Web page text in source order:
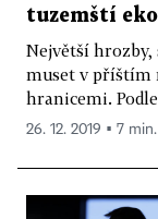
tuzemští
Největší hrozby,
muset v příštím
hranicemi.
26. 12. 2019 ▪ 7